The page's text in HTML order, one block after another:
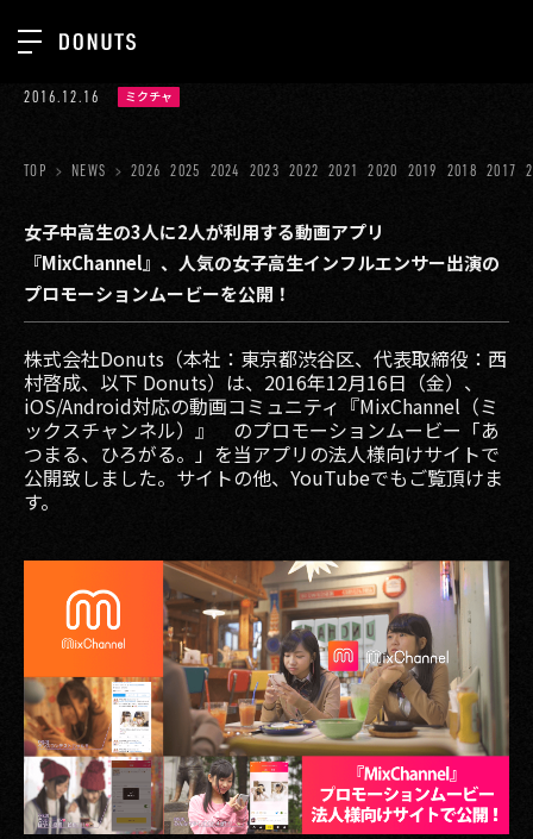
ジョブカン
ゲーム
ミクチャ
医療(CLIUS)
出版メディア
美少女図鑑
イベント
その他事業
2026
2025
2024
2023
TOP
ABOUT
SERVICES
GROUP
RECRUIT
CONTACT
PRIVACY POLICY
2016.12.16 ミクチャ
TOP NEWS 2026 2025 2024 2023 2022 2021 2020 2019 2018 2017
女子中高生の3人に2人が利用する動画アプリ
『MixChannel』、人気の女子高生インフルエンサー出演の
プロモーションムービーを公開！
株式会社Donuts（本社：東京都渋谷区、代表取締役：西
村啓成、以下 Donuts）は、2016年12月16日（金）、
iOS/Android対応の動画コミュニティ『MixChannel（ミ
ックスチャンネル）』 のプロモーションムービー「あ
つまる、ひろがる。」を当アプリの法人様向けサイトで
公開致しました。サイトの他、YouTubeでもご覧頂けま
す。